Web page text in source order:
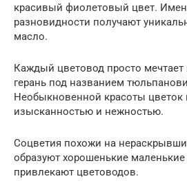
красивый фиолетовый цвет.
разновидности получают
масло.
Каждый цветовод просто мечтает
герань под названием
Необыкновенной красоты цветок
изысканностью и нежностью.
Соцветия похожи на
образуют хорошенькие маленькие
привлекают цветоводов.